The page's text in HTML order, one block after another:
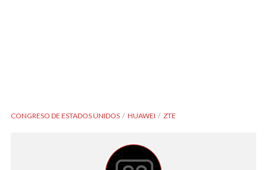
CONGRESO DE ESTADOS UNIDOS HUAWEI ZTE